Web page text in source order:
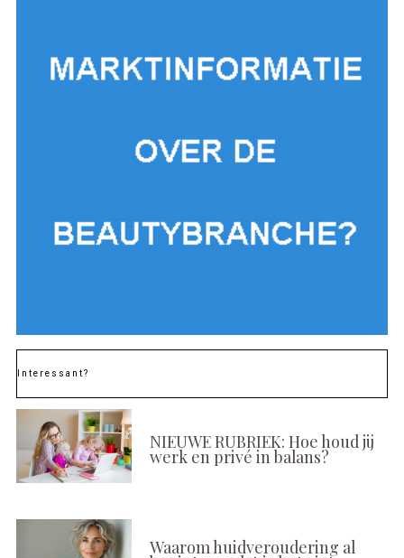
Interessant?
NIEUWE RUBRIEK: Hoe houd jij
werk en privé in balans?
Waarom huidveroudering al